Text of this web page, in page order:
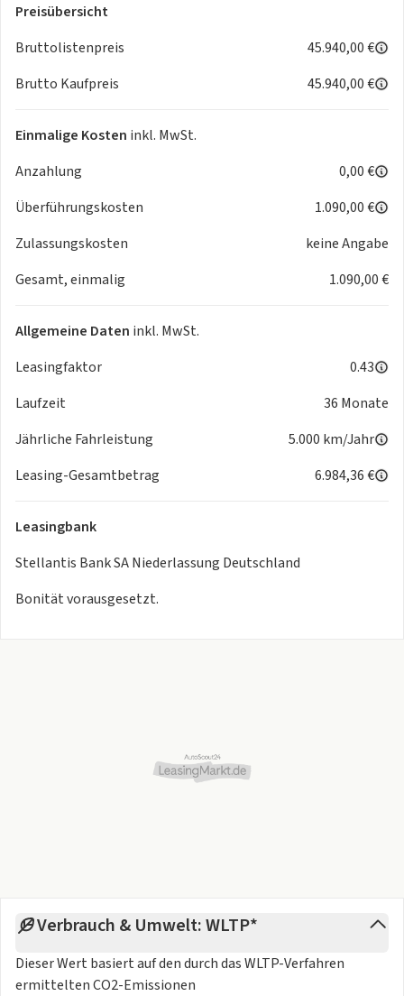
- Komfort-Paket Plus
- Lenkradheizung
- Elektrochromatischer Rückspiegel
Adamite-Grün
- und viele mehr
Interesse an.
Preisübersicht
Bruttolistenpreis
45.940,00 €
Brutto Kaufpreis
45.940,00 €
Einmalige Kosten inkl. MwSt.
Anzahlung
0,00 €
Überführungskosten
1.090,00 €
Zulassungskosten
keine Angabe
Gesamt, einmalig
1.090,00 €
Allgemeine Daten inkl. MwSt.
Leasingfaktor
0.43
Laufzeit
36 Monate
Jährliche Fahrleistung
5.000 km/Jahr
Leasing-Gesamtbetrag
6.984,36 €
Leasingbank
Stellantis Bank SA Niederlassung Deutschland
Bonität vorausgesetzt.
Verbrauch & Umwelt: WLTP*
Dieser Wert basiert auf den durch dasWLTP-Verfahren
ermittelten CO2-Emissionen